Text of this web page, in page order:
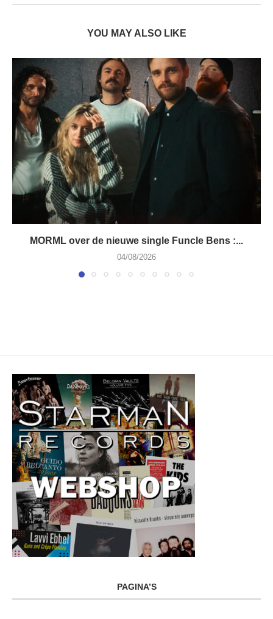
YOU MAY ALSO LIKE
MORML over de nieuwe single Funcle Bens :...
04/08/2026
PAGINA’S